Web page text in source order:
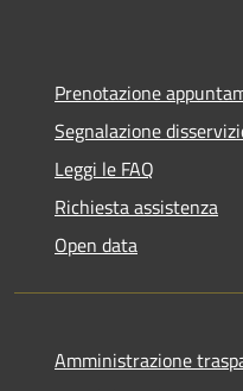
Prenotazione
Segnalazione
Leggi le FAQ
Richiesta assistenza
Open data
Amministrazione